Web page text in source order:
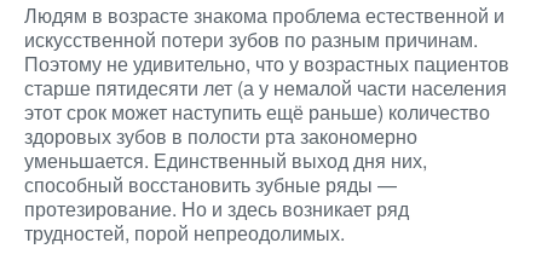
Людям в возрасте знакома проблема естественной и
искусственной потери зубов по разным причинам.
Поэтому не удивительно, что у возрастных пациентов
старше пятидесяти лет (а у немалой части населения
этот срок может наступить ещё раньше) количество
здоровых зубов в полости рта закономерно
уменьшается. Единственный выход дня них,
способный восстановить зубные ряды —
протезирование. Но и здесь возникает ряд
трудностей, порой непреодолимых.